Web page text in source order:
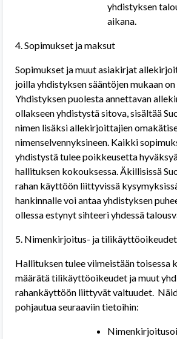
yhdistyksen
aikana.
4. Sopimukset ja maksut
Sopimukset ja muut asiakirjat
joilla yhdistyksen sääntöjen mukaan on
Yhdistyksen puolesta annettavan
ollakseen yhdistystä sitova, sisältää
nimen lisäksi allekirjoittajien
nimenselvennyksineen. Kaikki
yhdistystä tulee poikkeusetta
hallituksen kokouksessa. Äkillisissä
rahan käyttöön liittyvissä
hankinnalle voi antaa yhdistyksen
ollessa estynyt sihteeri yhdessä
5. Nimenkirjoitus- ja tilikäyttöoikeudet
Hallituksen tulee viimeistään toisessa
määrätä tilikäyttöoikeudet ja muut
rahankäyttöön liittyvät valtuudet.
pohjautua seuraaviin tietoihin: